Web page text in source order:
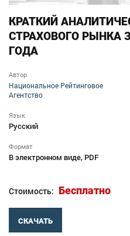
КРАТКИЙ
СТРАХОВОГО РЫНКА
ГОДА
Автор
Национальное Рейтинговое
Агентство
Язык
Русский
Формат
В электронном виде, PDF
Стоимость: Бесплатно
СКАЧАТЬ